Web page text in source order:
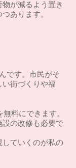
が減るよう置き
あります。
です。市民がそ
街づくりや福
料にできます。
の改修も必要で
ていくのが私の